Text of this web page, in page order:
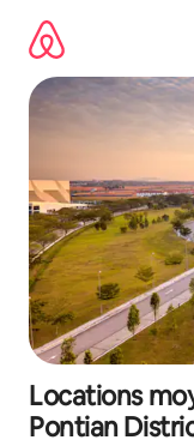
directement
contenu
Locations
Pontian